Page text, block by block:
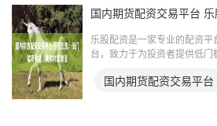
乐股配资是一家专业的配资
台，致力于为投资者提供低门
让投资者在市场波动中获得更
国内期货配资交易平台